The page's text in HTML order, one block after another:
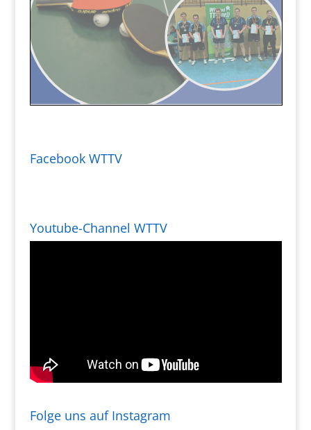
Facebook WTTV
Youtube-Channel WTTV
Folge uns auf Instagram